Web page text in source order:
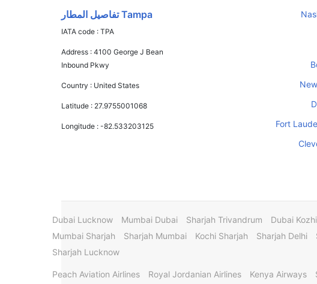
Fort
Tampa تفاصيل المطار
IATA code :TPA
Address :4100 George J Bean
Inbound Pkwy
Country : United States
Latitude : 27.9755001068
Longitude :-82.533203125
Dubai
Sharjah Trivandrum
Mumbai Dubai
Dubai Lucknow
Sharjah Delhi
Kochi Sharjah
Sharjah Mumbai
Mumbai Sharjah
Sharjah Lucknow
Kenya Airways
Royal Jordanian Airlines
Peach Aviation Airlines